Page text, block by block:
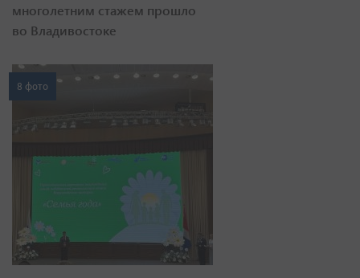
многолетним стажем прошло
во Владивостоке
8 фото